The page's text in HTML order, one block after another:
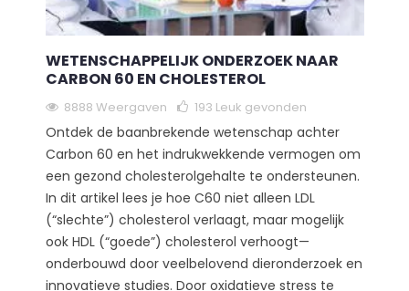
WETENSCHAPPELIJK ONDERZOEK NAAR
CARBON 60 EN CHOLESTEROL
8888 Weergaven 193 Leuk gevonden
Ontdek de baanbrekende wetenschap achter
Carbon 60 en het indrukwekkende vermogen om
een gezond cholesterolgehalte te ondersteunen.
In dit artikel lees je hoe C60 niet alleen LDL
(“slechte”) cholesterol verlaagt, maar mogelijk
ook HDL (“goede”) cholesterol verhoogt—
onderbouwd door veelbelovend dieronderzoek en
innovatieve studies. Door oxidatieve stress te